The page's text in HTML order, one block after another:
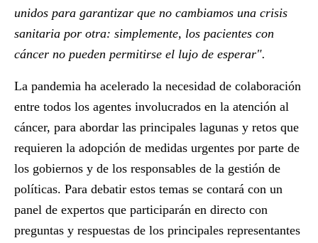
unidos para garantizar que no cambiamos una crisis
sanitaria por otra: simplemente, los pacientes con
cáncer no pueden permitirse el lujo de esperar".
La pandemia ha acelerado la necesidad de colaboración
entre todos los agentes involucrados en la atención al
cáncer, para abordar las principales lagunas y retos que
requieren la adopción de medidas urgentes por parte de
los gobiernos y de los responsables de la gestión de
políticas. Para debatir estos temas se contará con un
panel de expertos que participarán en directo con
preguntas y respuestas de los principales representantes